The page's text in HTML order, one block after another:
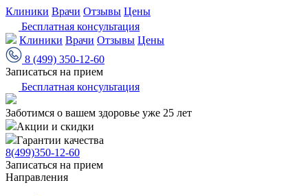
Клиники Врачи Отзывы Цены
Бесплатная консультация
Клиники Врачи Отзывы Цены
8 (499) 350-12-60
Записаться на прием
Бесплатная консультация
Заботимся о вашем здоровье уже 25 лет
Акции и скидки
Гарантии качества
8(499)350-12-60
Записаться на прием
Направления